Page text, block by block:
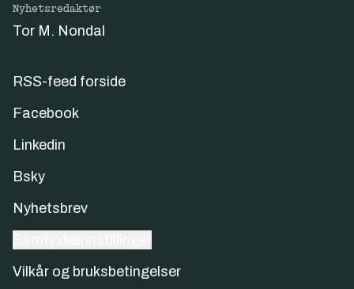
Nyhetsredaktør
Tor M. Nondal
RSS-feed forside
Facebook
Linkedin
Bsky
Nyhetsbrev
Vilkår og bruksbetingelser